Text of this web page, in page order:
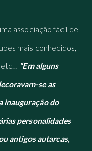
associação fácil de
mais conhecidos,
“Em alguns
se as
inauguração do
personalidades
antigos autarcas,